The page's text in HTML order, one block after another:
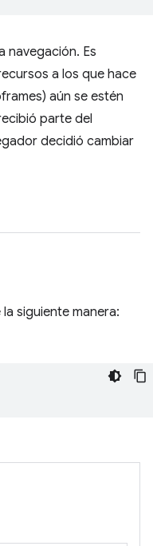
navegación. Es
a los que hace
aún se estén
parte del
decidió cambiar
la siguiente manera: